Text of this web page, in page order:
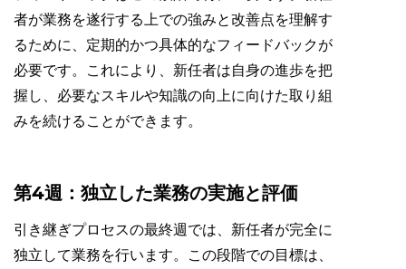
者が業務を遂行する上での強みと改善点を理解す
るために、定期的かつ具体的なフィードバックが
必要です。これにより、新任者は自身の進歩を把
握し、必要なスキルや知識の向上に向けた取り組
みを続けることができます。
第4週：独立した業務の実施と評価
引き継ぎプロセスの最終週では、新任者が完全に
独立して業務を行います。この段階での目標は、